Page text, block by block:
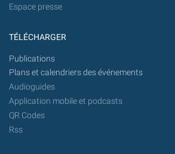
Espace presse
TÉLÉCHARGER
Publications
Plans et calendriers des événements
Audioguides
Application mobile et podcasts
QR Codes
Rss